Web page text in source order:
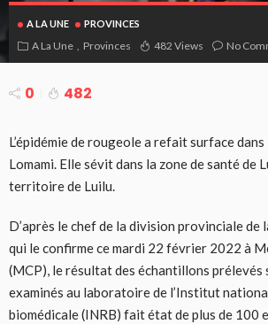
A LA UNE PROVINCES
A La Une Provinces 482 Views No
0 482
L’épidémie de rougeole a refait surface
Lomami. Elle sévit dans la zone de santé de
territoire de Luilu.
D’après le chef de la division provinciale de
qui le confirme ce mardi 22 février 2022 à
(MCP), le résultat des échantillons prélevés
examinés au laboratoire de l’Institut
biomédicale (INRB) fait état de plus de 100